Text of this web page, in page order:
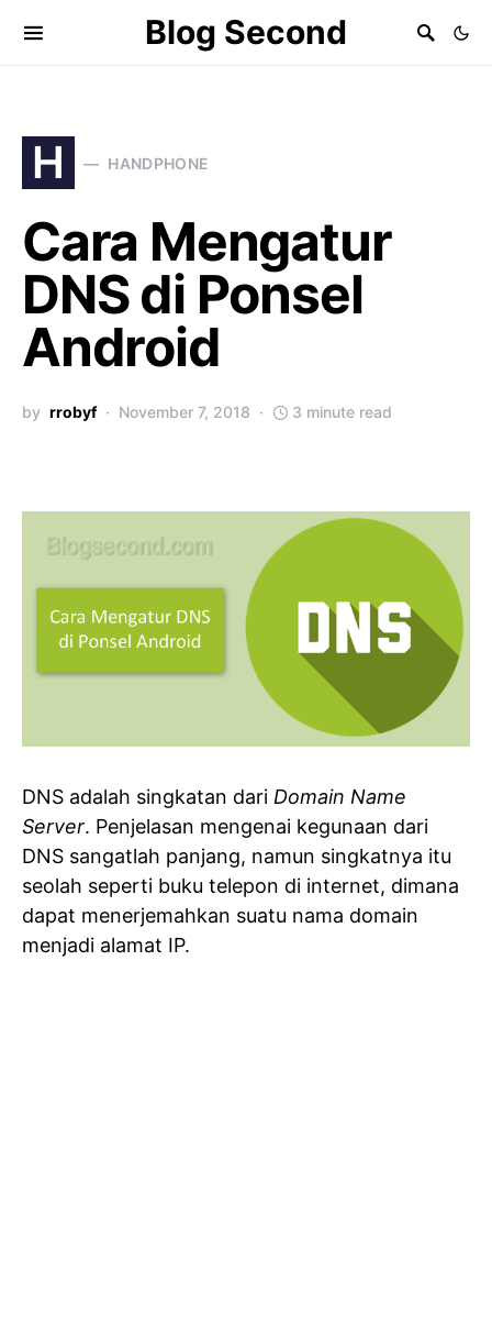
Blog Second
H HANDPHONE
Cara Mengatur
DNS di Ponsel
Android
by rrobyf November 7, 2018 3 minute read
DNS adalah singkatan dari Domain Name
Server. Penjelasan mengenai kegunaan dari
DNS sangatlah panjang, namun singkatnya itu
seolah seperti buku telepon di internet, dimana
dapat menerjemahkan suatu nama domain
menjadi alamat IP.